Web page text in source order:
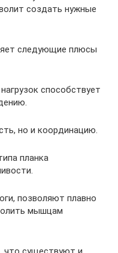
создать нужные
следующие плюсы
способствует
но и координацию.
планка
позволяют плавно
мышцам